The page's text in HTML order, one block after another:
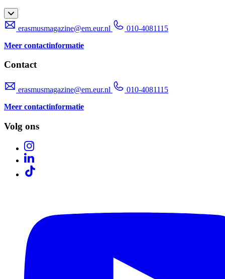
erasmusmagazine@em.eur.nl
010-4081115
Meer contactinformatie
Contact
erasmusmagazine@em.eur.nl
010-4081115
Meer contactinformatie
Volg ons